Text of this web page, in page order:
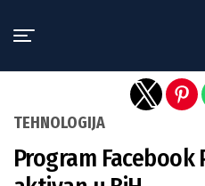
TEHNOLOGIJA
Program